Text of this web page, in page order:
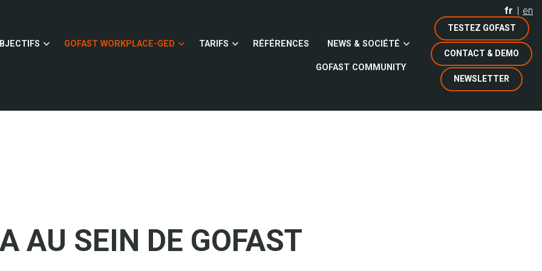
fr en
TESTEZ GOFAST
CONTACT & DEMO
NEWSLETTER
GOFAST WORKPLACE-GED TARIFS RÉFÉRENCES NEWS & SOCIÉTÉ
GOFAST COMMUNITY
AU SEIN DE GOFAST